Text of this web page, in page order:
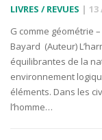
LIVRES / REVUES | 13
G comme géométrie
Bayard (Auteur)
équilibrantes de la
environnement
éléments. Dans les
l’homme…